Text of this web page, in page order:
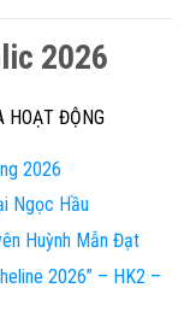
2026
HOẠT ĐỘNG
2026
Ngọc Hầu
Huỳnh Mẫn Đạt
2026” – HK2 –